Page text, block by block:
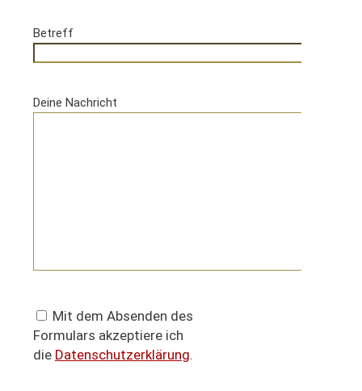
Betreff
Deine Nachricht
Mit dem Absenden des
Formulars akzeptiere ich
die Datenschutzerklärung.